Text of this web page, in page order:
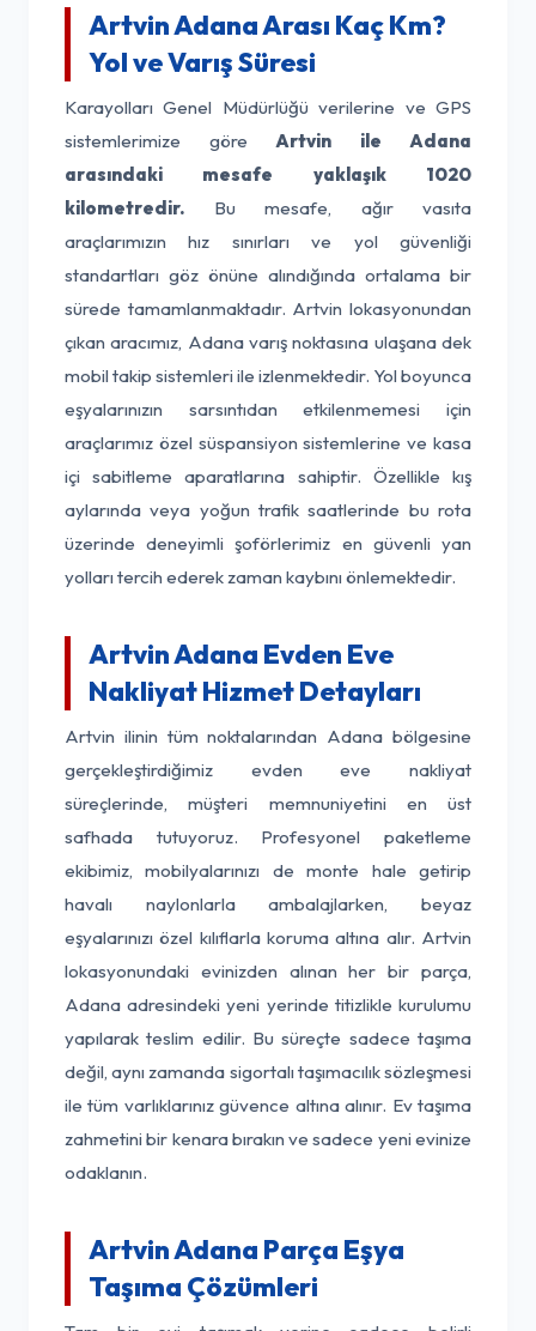
Artvin Adana Arası Kaç Km?
Yol ve Varış Süresi
Karayolları Genel Müdürlüğü verilerine ve GPS
sistemlerimize göre Artvin ile Adana
arasındaki mesafe yaklaşık 1020
kilometredir. Bu mesafe, ağır vasıta
araçlarımızın hız sınırları ve yol güvenliği
standartları göz önüne alındığında ortalama bir
sürede tamamlanmaktadır. Artvin lokasyonundan
çıkan aracımız, Adana varış noktasına ulaşana dek
mobil takip sistemleri ile izlenmektedir. Yol boyunca
eşyalarınızın sarsıntıdan etkilenmemesi için
araçlarımız özel süspansiyon sistemlerine ve kasa
içi sabitleme aparatlarına sahiptir. Özellikle kış
aylarında veya yoğun trafik saatlerinde bu rota
üzerinde deneyimli şoförlerimiz en güvenli yan
yolları tercih ederek zaman kaybını önlemektedir.
Artvin Adana Evden Eve
Nakliyat Hizmet Detayları
Artvin ilinin tüm noktalarından Adana bölgesine
gerçekleştirdiğimiz evden eve nakliyat
süreçlerinde, müşteri memnuniyetini en üst
safhada tutuyoruz. Profesyonel paketleme
ekibimiz, mobilyalarınızı de monte hale getirip
havalı naylonlarla ambalajlarken, beyaz
eşyalarınızı özel kılıflarla koruma altına alır. Artvin
lokasyonundaki evinizden alınan her bir parça,
Adana adresindeki yeni yerinde titizlikle kurulumu
yapılarak teslim edilir. Bu süreçte sadece taşıma
değil, aynı zamanda sigortalı taşımacılık sözleşmesi
ile tüm varlıklarınız güvence altına alınır. Ev taşıma
zahmetini bir kenara bırakın ve sadece yeni evinize
odaklanın.
Artvin Adana Parça Eşya
Taşıma Çözümleri